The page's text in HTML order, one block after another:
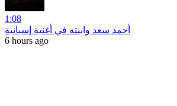
1:08
أحمد سعد وابنته في أغنية إسبانية
6 hours ago